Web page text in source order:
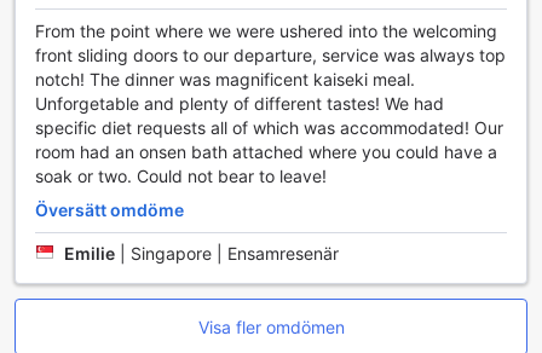
erfarna kockar. Den eleganta atmosfären i restaurangen,
med sin stiliga inredning och vackra utsikt över
omgivningarna, gör varje måltid till en oförglömlig
upplevelse.
För den som önskar en mer avkopplande och privat måltid
erbjuder Atami Sekitei även rumsservice. Njut av en utsökt
måltid i bekvämligheten av ditt eget rum, perfekt för en
romantisk middag eller en lugn frukost med utsikt över
havet. Dessutom finns en mysig kaffebar på hotellet där du
kan ta en paus från dagens äventyr och njuta av en
välsmakande kopp kaffe eller te tillsammans med ett urval
restaurangen, beställa rumsservice eller koppla av i
kaffebaren, kommer Atami Sekitei att förse dig med en
From the point where we were ushered into the welcoming
front sliding doors to our departure, service was always top
notch! The dinner was magnificent kaiseki meal.
Unforgetable and plenty of different tastes! We had
specific diet requests all of which was accommodated! Our
room had an onsen bath attached where you could have a
soak or two. Could not bear to leave!
Översätt omdöme
Emilie Singapore | Ensamresenär
Visa fler omdömen